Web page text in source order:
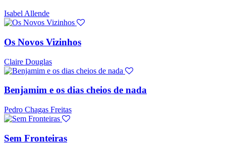
Isabel Allende
Os Novos Vizinhos
Claire Douglas
Benjamim e os dias cheios de nada
Pedro Chagas Freitas
Sem Fronteiras